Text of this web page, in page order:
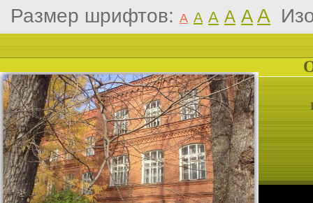
Размер шрифтов: A A A A A A